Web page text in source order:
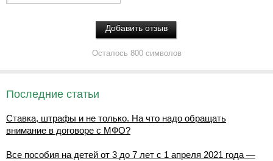
Осталось 800 символов
Последние статьи
Ставка, штрафы и не только. На что надо обращать
внимание в договоре с МФО?
Все пособия на детей от 3 до 7 лет с 1 апреля 2021 года —